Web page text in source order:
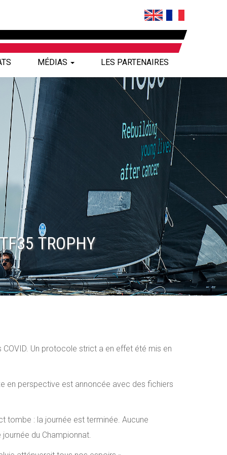
MÉDIAS LES PARTENAIRES
TROPHY
Un protocole strict a en effet été mis en
en perspective est annoncée avec des fichiers
tombe : la journée est terminée. Aucune
du Championnat.